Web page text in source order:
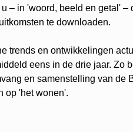
– in 'woord, beeld en getal' –
te downloaden.
trends en ontwikkelingen
eens in de drie jaar. Zo
en samenstelling van de
op 'het wonen'.